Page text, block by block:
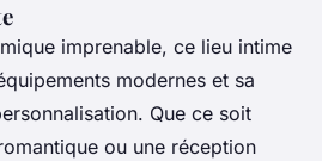
imprenable, ce lieu intime
modernes et sa
Que ce soit
ou une réception